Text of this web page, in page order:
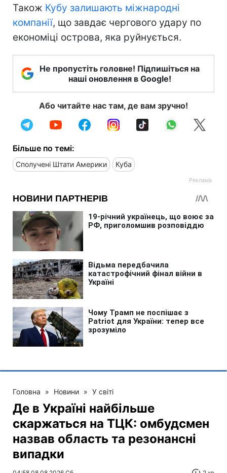
Також Кубу залишають міжнародні
компанії, що завдає чергового удару по
економіці острова, яка руйнується.
Не пропустіть головне! Підпишіться на
наші оновлення в Google!
Або читайте нас там, де вам зручно!
Більше по темі:
Сполучені Штати Америки Куба
Головна » Новини » У світі
Де в Україні найбільше
скаржаться на ТЦК: омбудсмен
назвав область та резонансні
випадки